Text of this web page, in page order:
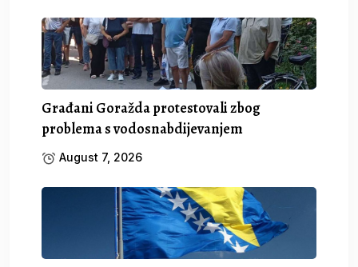
Građani Goražda protestovali zbog
problema s vodosnabdijevanjem
August 7, 2026